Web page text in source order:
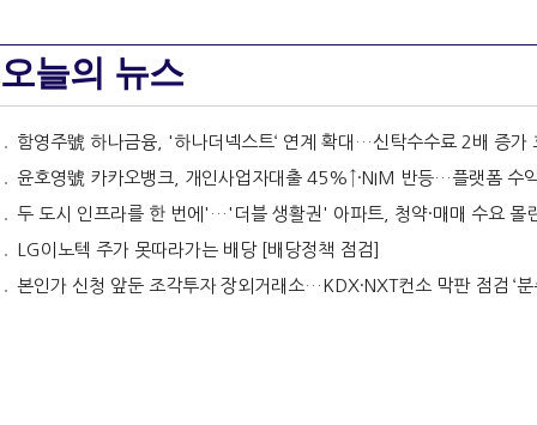
오늘의 뉴스
함영주號 하나금융, '하나더넥스트‘ 연계 확대…신탁수수료 2배 증가 효과 [금융 시니어 비즈니스
윤호영號 카카오뱅크, 개인사업자대출 45%↑·NIM 반등…플랫폼 수익화 '과제' [2026 금융사 상반
두 도시 인프라를 한 번에'…'더블 생활권' 아파트, 청약·매매 수요 몰
LG이노텍 주가 못따라가는 배당 [배당정책 점검]
본인가 신청 앞둔 조각투자 장외거래소…KDX·NXT컨소 막판 점검 ‘분